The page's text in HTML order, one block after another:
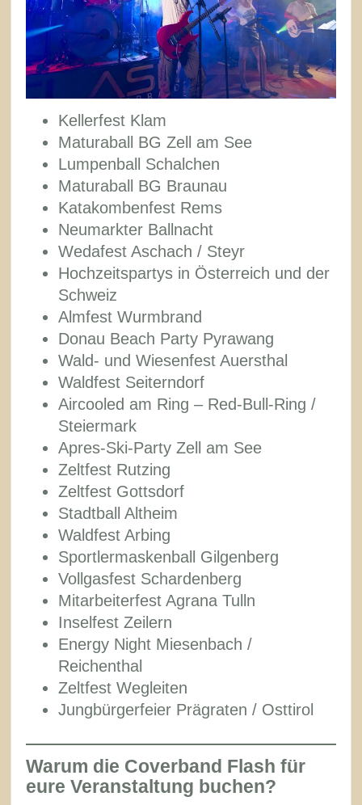
Kellerfest Klam
Maturaball BG Zell am See
Lumpenball Schalchen
Maturaball BG Braunau
Katakombenfest Rems
Neumarkter Ballnacht
Wedafest Aschach / Steyr
Hochzeitspartys in Österreich und der
Schweiz
Almfest Wurmbrand
Donau Beach Party Pyrawang
Wald- und Wiesenfest Auersthal
Waldfest Seiterndorf
Aircooled am Ring – Red-Bull-Ring /
Steiermark
Apres-Ski-Party Zell am See
Zeltfest Rutzing
Zeltfest Gottsdorf
Stadtball Altheim
Waldfest Arbing
Sportlermaskenball Gilgenberg
Vollgasfest Schardenberg
Mitarbeiterfest Agrana Tulln
Inselfest Zeilern
Energy Night Miesenbach /
Reichenthal
Zeltfest Wegleiten
Jungbürgerfeier Prägraten / Osttirol
Warum die Coverband Flash für
eure Veranstaltung buchen?